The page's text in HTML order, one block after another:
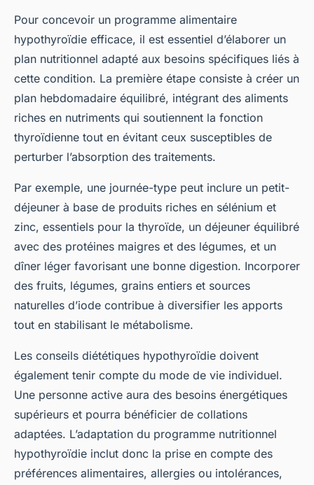
Pour concevoir un programme alimentaire
hypothyroïdie efficace, il est essentiel d’élaborer un
plan nutritionnel adapté aux besoins spécifiques liés à
cette condition. La première étape consiste à créer un
plan hebdomadaire équilibré, intégrant des aliments
riches en nutriments qui soutiennent la fonction
thyroïdienne tout en évitant ceux susceptibles de
perturber l’absorption des traitements.
Par exemple, une journée-type peut inclure un petit-
déjeuner à base de produits riches en sélénium et
zinc, essentiels pour la thyroïde, un déjeuner équilibré
avec des protéines maigres et des légumes, et un
dîner léger favorisant une bonne digestion. Incorporer
des fruits, légumes, grains entiers et sources
naturelles d’iode contribue à diversifier les apports
tout en stabilisant le métabolisme.
Les conseils diététiques hypothyroïdie doivent
également tenir compte du mode de vie individuel.
Une personne active aura des besoins énergétiques
supérieurs et pourra bénéficier de collations
adaptées. L’adaptation du programme nutritionnel
hypothyroïdie inclut donc la prise en compte des
préférences alimentaires, allergies ou intolérances,